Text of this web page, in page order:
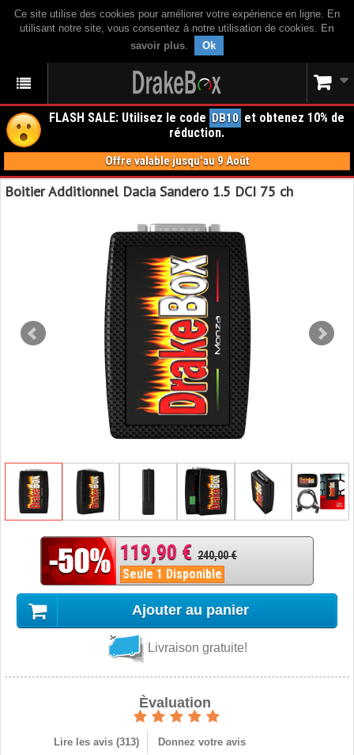
Ce site utilise des cookies pour améliorer votre expérience en ligne. En
utilisant notre site, vous consentez à notre utilisation de cookies. En
savoir plus. Ok
FLASH SALE: Utilisez le code DB10 et obtenez 10% de
réduction.
Offre valable jusqu'au 9 Août
Boitier Additionnel Dacia Sandero 1.5 DCI 75 ch
119,90 € 240,00 €
Seule 1 Disponible
Ajouter au panier
Livraison gratuite!
Èvaluation
Lire les avis (313) Donnez votre avis